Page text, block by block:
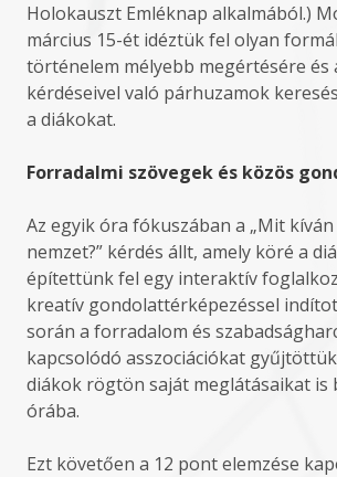
Holokauszt Emléknap alkalmából.)
március 15-ét idéztük fel olyan
történelem mélyebb megértésére és
kérdéseivel való párhuzamok
a diákokat.
Forradalmi szövegek és közös
Az egyik óra fókuszában a „Mit
nemzet?” kérdés állt, amely köré a
építettünk fel egy interaktív
kreatív gondolattérképezéssel
során a forradalom és
kapcsolódó asszociációkat
diákok rögtön saját meglátásaikat is
órába.
Ezt követően a 12 pont elemzése